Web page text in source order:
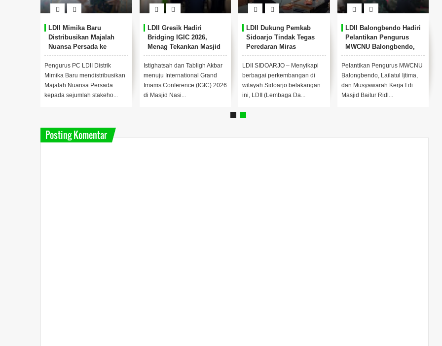
LDII Mimika Baru
Distribusikan Majalah
Nuansa Persada ke
Stakeholder
Pengurus PC LDII Distrik
Mimika Baru mendistribusikan
Majalah Nuansa Persada
kepada sejumlah stakeho...
LDII Gresik Hadiri
Bridging IGIC 2026,
Menag Tekankan Masjid
sebagai Pusat
Pemberdayaan Umat
Istighatsah dan Tabligh Akbar
menuju International Grand
Imams Conference (IGIC) 2026
di Masjid Nasi...
LDII Dukung Pemkab
Sidoarjo Tindak Tegas
Peredaran Miras
LDII SIDOARJO – Menyikapi
berbagai perkembangan di
wilayah Sidoarjo belakangan
ini, LDII (Lembaga Da...
LDII Balongbendo Hadiri
Pelantikan Pengurus
MWCNU Balongbendo,
Perkuat Silaturahmi
Antarorganisasi
Pelantikan Pengurus MWCNU
Balongbendo, Lailatul Ijtima,
dan Musyawarah Kerja I di
Masjid Baitur Ridl...
Posting Komentar